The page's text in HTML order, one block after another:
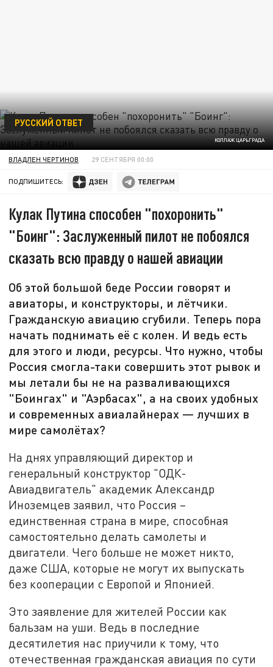
КОЛЛАЖ ЦАРЬГРАДА
РУССКИЙ ОТВЕТ
ВЛАДЛЕН ЧЕРТИНОВ 29 СЕНТЯБРЯ 00:00
ПОДПИШИТЕСЬ:
Кулак Путина способен "похоронить"
"Боинг": Заслуженный пилот не побоялся
сказать всю правду о нашей авиации
Об этой большой беде России говорят и
авиаторы, и конструкторы, и лётчики.
Гражданскую авиацию сгубили. Теперь пора
начать поднимать её с колен. И ведь есть
для этого и люди, ресурсы. Что нужно, чтобы
Россия смогла-таки совершить этот рывок и
мы летали бы не на разваливающихся
"Боингах" и "Аэрбасах", а на своих удобных
и современных авиалайнерах — лучших в
мире самолётах?
На днях управляющий директор и
генеральный конструктор "ОДК-
Авиадвигатель" академик Александр
Иноземцев заявил, что Россия –
единственная страна в мире, способная
самостоятельно делать самолеты и
двигатели. Чего больше не может никто,
даже США, которые не могут их выпускать
без кооперации с Европой и Японией.
Это заявление для жителей России как
бальзам на уши. Ведь в последние
десятилетия нас приучили к тому, что
отечественная гражданская авиация по сути